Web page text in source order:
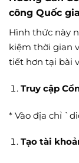
công Quốc gia
Hình thức này
kiệm thời gian
tiết hơn tại bài
Truy cập
* Vào địa chỉ
Tạo tài